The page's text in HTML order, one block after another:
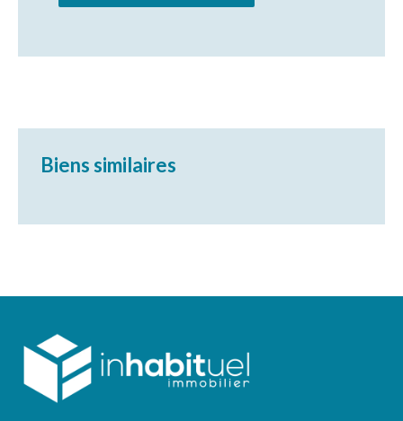
Biens similaires